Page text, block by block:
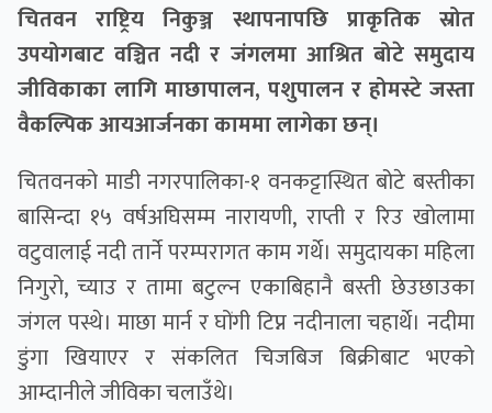
चितवन राष्ट्रिय निकुञ्ज स्थापनापछि प्राकृतिक स्रोत
उपयोगबाट वञ्चित नदी र जंगलमा आश्रित बोटे समुदाय
जीविकाका लागि माछापालन, पशुपालन र होमस्टे जस्ता
वैकल्पिक आयआर्जनका काममा लागेका छन्।
चितवनको माडी नगरपालिका-१ वनकट्टास्थित बोटे बस्तीका
बासिन्दा १५ वर्षअघिसम्म नारायणी, राप्ती र रिउ खोलामा
वटुवालाई नदी तार्ने परम्परागत काम गर्थे। समुदायका महिला
निगुरो, च्याउ र तामा बटुल्न एकाबिहानै बस्ती छेउछाउका
जंगल पस्थे। माछा मार्न र घोंगी टिप्न नदीनाला चहार्थे। नदीमा
डुंगा खियाएर र संकलित चिजबिज बिक्रीबाट भएको
आम्दानीले जीविका चलाउँथे।